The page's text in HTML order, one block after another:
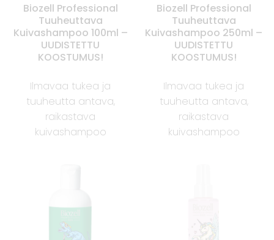
Biozell Professional
Tuuheuttava
Kuivashampoo 100ml –
UUDISTETTU
KOOSTUMUS!
Ilmavaa tukea ja
tuuheutta antava,
raikastava
kuivashampoo
Biozell Professional
Tuuheuttava
Kuivashampoo 250ml –
UUDISTETTU
KOOSTUMUS!
Ilmavaa tukea ja
tuuheutta antava,
raikastava
kuivashampoo